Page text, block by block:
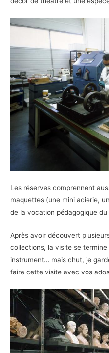
Les réserves comprennent
maquettes (une mini acierie,
de la vocation pédagogique
Après avoir découvert
collections, la visite se
instrument… mais chut, je
faire cette visite avec vos